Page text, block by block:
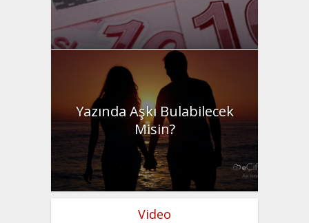
Yazında Aşkı Bulabilecek
Misin?
Video